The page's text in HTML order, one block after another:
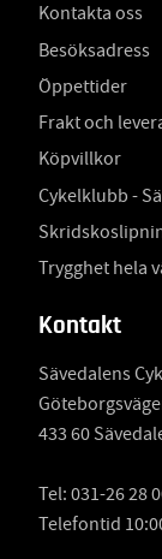
Kontakta oss
Besöksadress
Öppettider
Frakt och
Köpvillkor
Cykelklubb -
Trygghet hela
Kontakt
Sävedalens
433 60
Tel: 031-26 28
Telefontid